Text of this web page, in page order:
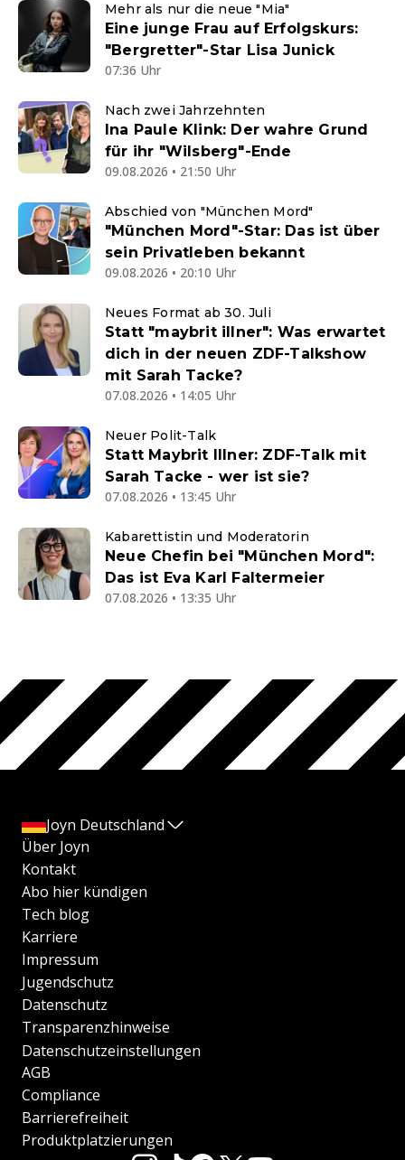
Mehr als nur die neue "Mia"
Eine junge Frau auf Erfolgskurs:
"Bergretter"-Star Lisa Junick
07:36 Uhr
Nach zwei Jahrzehnten
Ina Paule Klink: Der wahre Grund
für ihr "Wilsberg"-Ende
09.08.2026 • 21:50 Uhr
Abschied von "München Mord"
"München Mord"-Star: Das ist über
sein Privatleben bekannt
09.08.2026 • 20:10 Uhr
Neues Format ab 30. Juli
Statt "maybrit illner": Was erwartet
dich in der neuen ZDF-Talkshow
mit Sarah Tacke?
07.08.2026 • 14:05 Uhr
Neuer Polit-Talk
Statt Maybrit Illner: ZDF-Talk mit
Sarah Tacke - wer ist sie?
07.08.2026 • 13:45 Uhr
Kabarettistin und Moderatorin
Neue Chefin bei "München Mord":
Das ist Eva Karl Faltermeier
07.08.2026 • 13:35 Uhr
Joyn Deutschland
Über Joyn
Kontakt
Abo hier kündigen
Tech blog
Karriere
Impressum
Jugendschutz
Datenschutz
Transparenzhinweise
Datenschutzeinstellungen
AGB
Compliance
Barrierefreiheit
Produktplatzierungen